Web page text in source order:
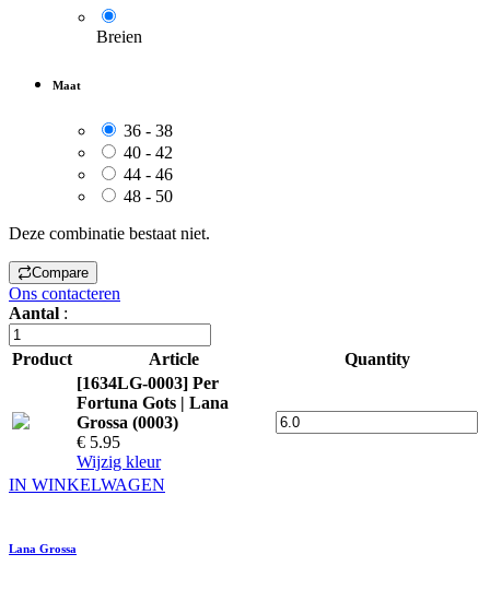
Breien
Maat
36 - 38
40 - 42
44 - 46
48 - 50
Deze combinatie bestaat niet.
Compare
Ons contacteren
Aantal :
Product Article
Quantity
[1634LG-0003] Per
Fortuna Gots | Lana
Grossa (0003)
€ 5.95
Wijzig kleur
IN WINKELWAGEN
Lana Grossa